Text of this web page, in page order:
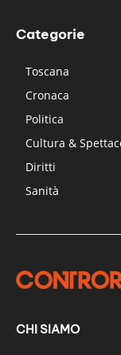
Categorie
Toscana
Cronaca
Politica
Cultura &
Diritti
Sanità
CHI SIAMO